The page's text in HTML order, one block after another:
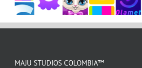
MAJU STUDIOS COLOMBIA™